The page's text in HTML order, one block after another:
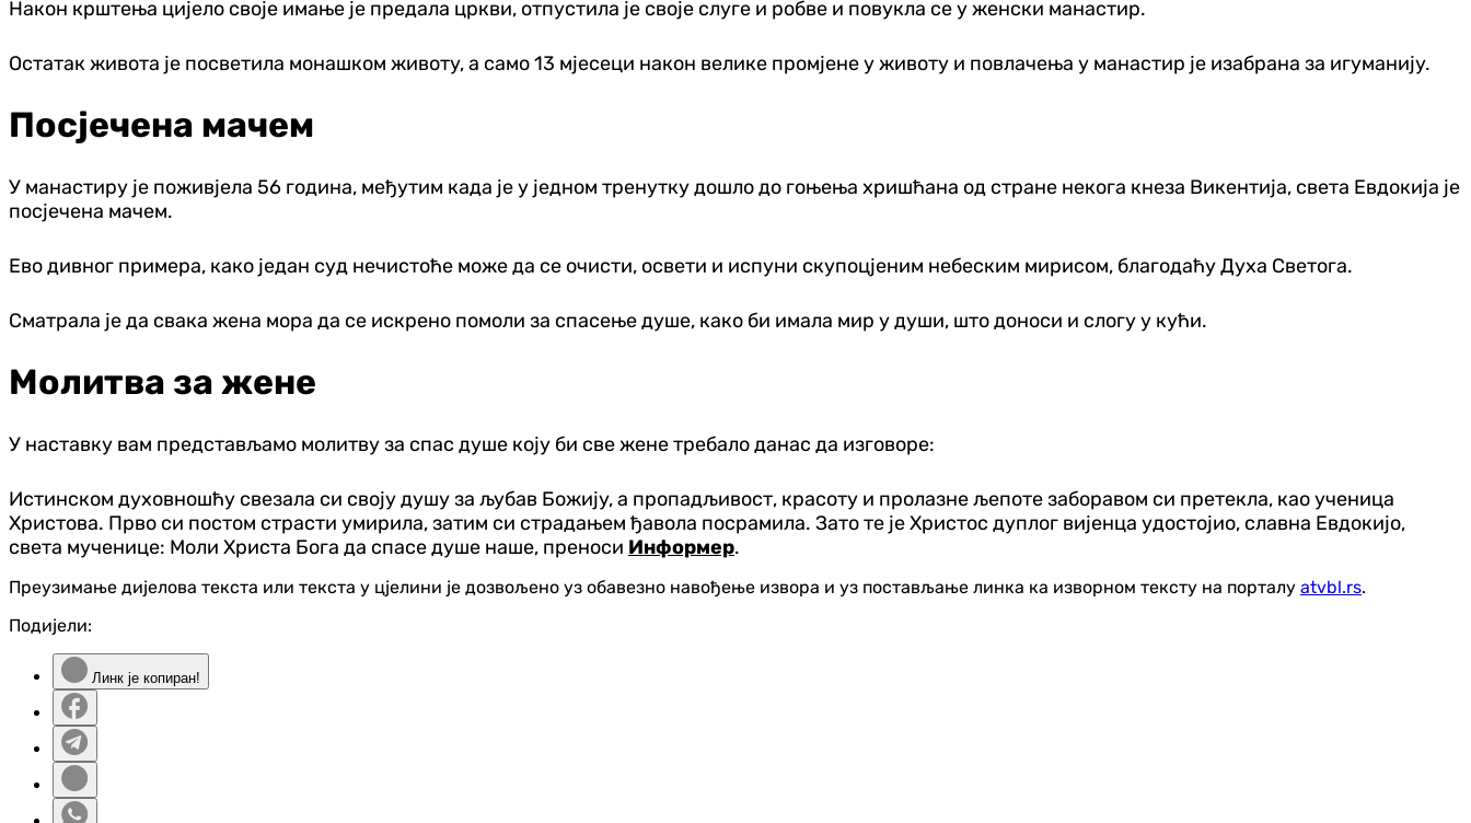
Након крштења цијело своје имање је предала цркви, отпустила је своје слуге и робве и повукла се у женски манастир.
Остатак живота је посветила монашком животу, а само 13 мјесеци након велике промјене у животу и повлачења у манастир је изабрана за игуманију.
Посјечена мачем
У манастиру је поживјела 56 година, међутим када је у једном тренутку дошло до гоњења хришћана од стране некога кнеза Викентија, света Евдокија је
посјечена мачем.
Ево дивног примера, како један суд нечистоће може да се очисти, освети и испуни скупоцјеним небеским мирисом, благодаћу Духа Светога.
Сматрала је да свака жена мора да се искрено помоли за спасење душе, како би имала мир у души, што доноси и слогу у кући.
Молитва за жене
У наставку вам представљамо молитву за спас душе коју би све жене требало данас да изговоре:
Истинском духовношћу свезала си своју душу за љубав Божију, а пропадљивост, красоту и пролазне љепоте заборавом си претекла, као ученица
Христова. Прво си постом страсти умирила, затим си страдањем ђавола посрамила. Зато те је Христос дуплог вијенца удостојио, славна Евдокијо,
света мученице: Моли Христа Бога да спасе душе наше, преноси Информер.
Преузимање дијелова текста или текста у цјелини је дозвољено уз обавезно навођење извора и уз постављање линка ка изворном тексту на порталу atvbl.rs.
Подијели:
Линк је копиран!